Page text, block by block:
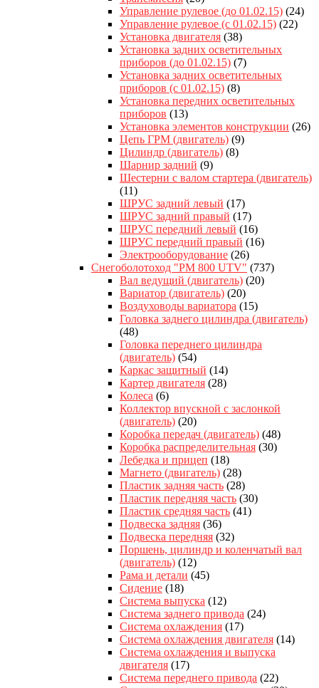
Управление рулевое (до 01.02.15) (24)
Управление рулевое (с 01.02.15) (22)
Установка двигателя (38)
Установка задних осветительных
приборов (до 01.02.15) (7)
Установка задних осветительных
приборов (с 01.02.15) (8)
Установка передних осветительных
приборов (13)
Установка элементов конструкции (26)
Цепь ГРМ (двигатель) (9)
Цилиндр (двигатель) (8)
Шарнир задний (9)
Шестерни с валом стартера (двигатель)
(11)
ШРУС задний левый (17)
ШРУС задний правый (17)
ШРУС передний левый (16)
ШРУС передний правый (16)
Электрооборудование (26)
Снегоболотоход "РМ 800 UTV" (737)
Вал ведущий (двигатель) (20)
Вариатор (двигатель) (20)
Воздуховоды вариатора (15)
Головка заднего цилиндра (двигатель)
(48)
Головка переднего цилиндра
(двигатель) (54)
Каркас защитный (14)
Картер двигателя (28)
Колеса (6)
Коллектор впускной с заслонкой
(двигатель) (20)
Коробка передач (двигатель) (48)
Коробка распределительная (30)
Лебедка и прицеп (18)
Магнето (двигатель) (28)
Пластик задняя часть (28)
Пластик передняя часть (30)
Пластик средняя часть (41)
Подвеска задняя (36)
Подвеска передняя (32)
Поршень, цилиндр и коленчатый вал
(двигатель) (12)
Рама и детали (45)
Сидение (18)
Система выпуска (12)
Система заднего привода (24)
Система охлаждения (17)
Система охлаждения двигателя (14)
Система охлаждения и выпуска
двигателя (17)
Система переднего привода (22)